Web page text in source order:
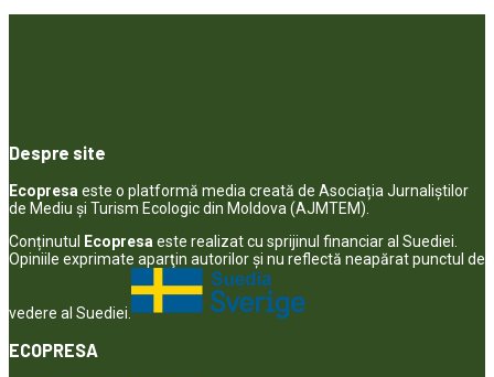
Despre site
Ecopresa este o platformă media creată de Asociația Jurnaliștilor
de Mediu și Turism Ecologic din Moldova (AJMTEM).
Conținutul Ecopresa este realizat cu sprijinul financiar al Suediei.
Opiniile exprimate aparţin autorilor şi nu reflectă neapărat punctul de
vedere al Suediei.
ECOPRESA